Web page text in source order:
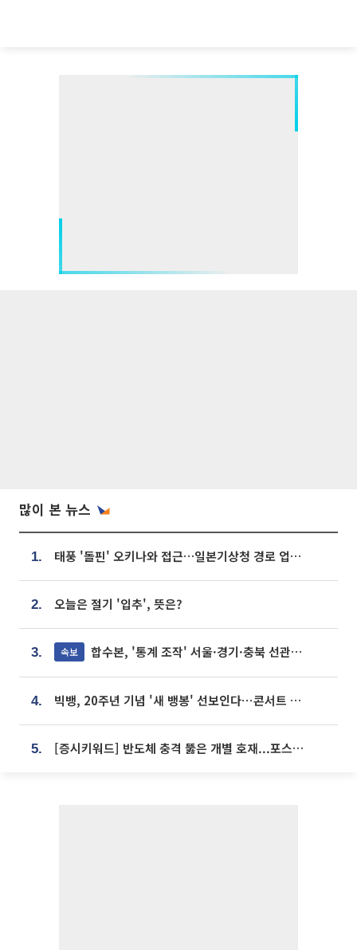
많이 본 뉴스
1. 태풍 '돌핀' 오키나와 접근…일본기상청 경로 업데이트
2. 오늘은 절기 '입추', 뜻은?
3. 속보 합수본, '통계 조작' 서울·경기·충북 선관위 등 추가 압수수색
4. 빅뱅, 20주년 기념 '새 뱅봉' 선보인다⋯콘서트 앞두고 팝업 개최
5. [증시키워드] 반도체 충격 뚫은 개별 호재...포스코퓨처엠·에코프로·한화솔루션 '눈길'